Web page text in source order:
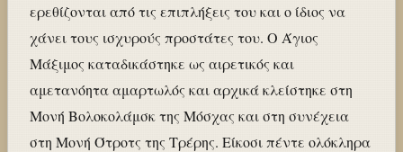
ερεθίζονται από τις επιπλήξεις του και ο ίδιος να
χάνει τους ισχυρούς προστάτες του. Ο Άγιος
Μάξιμος καταδικάστηκε ως αιρετικός και
αμετανόητα αμαρτωλός και αρχικά κλείστηκε στη
Μονή Βολοκολάμσκ της Μόσχας και στη συνέχεια
στη Μονή Ότροτς της Τρέρης. Είκοσι πέντε ολόκληρα